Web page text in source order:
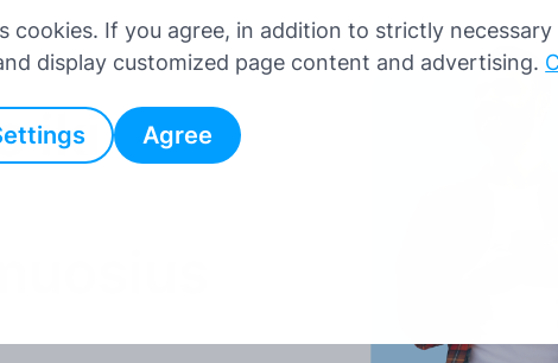
cookies. If you agree, in addition to strictly
display customized page content and advertising.
Agree
iki